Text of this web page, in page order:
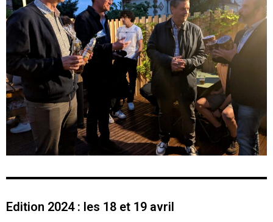
Edition 2024 : les 18 et 19 avril